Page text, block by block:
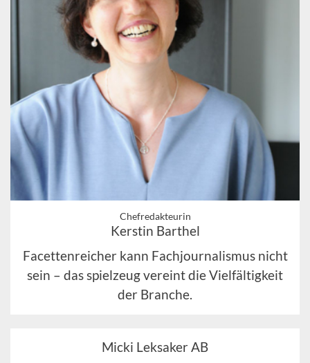
Chefredakteurin
Kerstin Barthel
Facettenreicher kann Fachjournalismus nicht
sein – das spielzeug vereint die Vielfältigkeit
der Branche.
Micki Leksaker AB